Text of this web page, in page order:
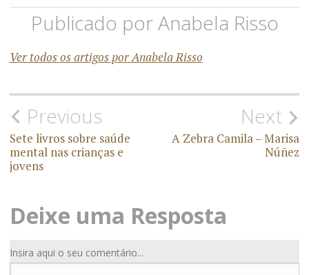
Publicado porAnabela Risso
Ver todos os artigos por Anabela Risso
N
a
v
e
g
a
Previous
Sete livros sobre saúde
mental nas crianças e
jovens
Next
A Zebra Camila – Marisa
Núñez
Deixe uma Resposta
Insira aqui o seu comentário...